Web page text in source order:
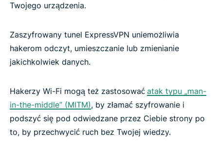
Twojego urządzenia.
Zaszyfrowany tunel ExpressVPN uniemożliwia
hakerom odczyt, umieszczanie lub zmienianie
jakichkolwiek danych.
Hakerzy Wi-Fi mogą też zastosować atak typu „man-
in-the-middle” (MITM), by złamać szyfrowanie i
podszyć się pod odwiedzane przez Ciebie strony po
to, by przechwycić ruch bez Twojej wiedzy.